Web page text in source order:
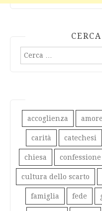
Ricerca
accoglienza amore
carità catechesi
chiesa confessione
cultura dello scarto
famiglia fede